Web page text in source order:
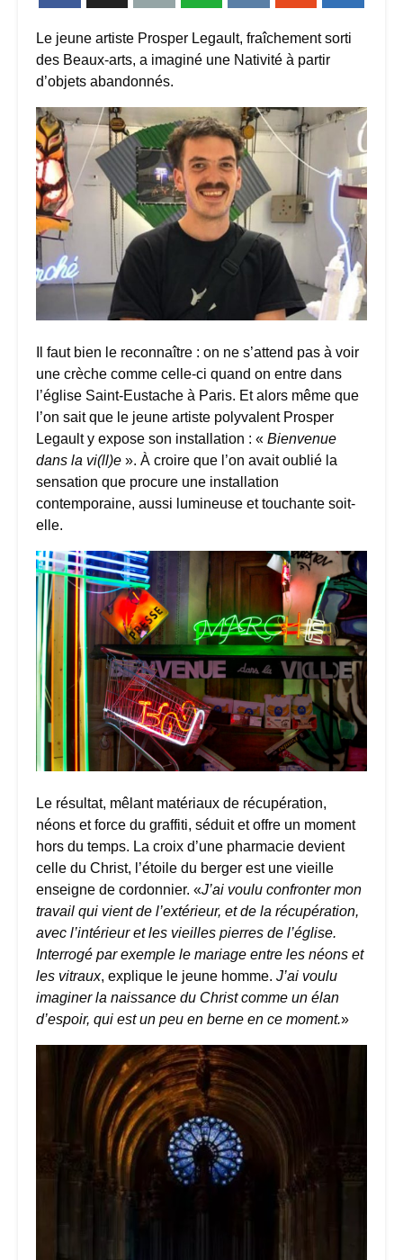
Le jeune artiste Prosper Legault, fraîchement sorti
des Beaux-arts, a imaginé une Nativité à partir
d’objets abandonnés.
Il faut bien le reconnaître : on ne s’attend pas à voir
une crèche comme celle-ci quand on entre dans
l’église Saint-Eustache à Paris. Et alors même que
l’on sait que le jeune artiste polyvalent Prosper
Legault y expose son installation : « Bienvenue
dans la vi(ll)e ». À croire que l’on avait oublié la
sensation que procure une installation
contemporaine, aussi lumineuse et touchante soit-
elle.
Le résultat, mêlant matériaux de récupération,
néons et force du graffiti, séduit et offre un moment
hors du temps. La croix d’une pharmacie devient
celle du Christ, l’étoile du berger est une vieille
enseigne de cordonnier. «J’ai voulu confronter mon
travail qui vient de l’extérieur, et de la récupération,
avec l’intérieur et les vieilles pierres de l’église.
Interrogé par exemple le mariage entre les néons et
les vitraux, explique le jeune homme. J’ai voulu
imaginer la naissance du Christ comme un élan
d’espoir, qui est un peu en berne en ce moment.»